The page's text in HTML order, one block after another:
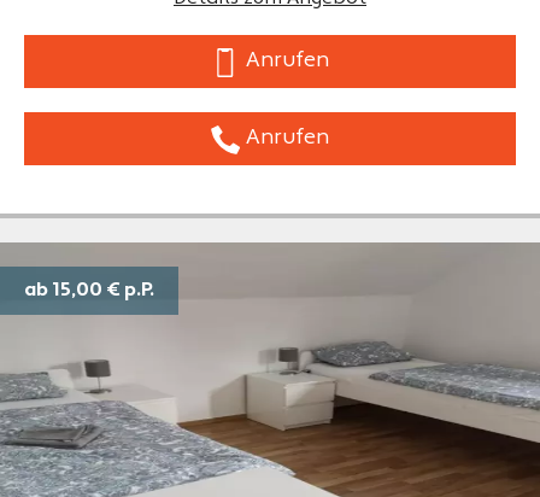
Anrufen
Anrufen
ab 15,00 € p.P.